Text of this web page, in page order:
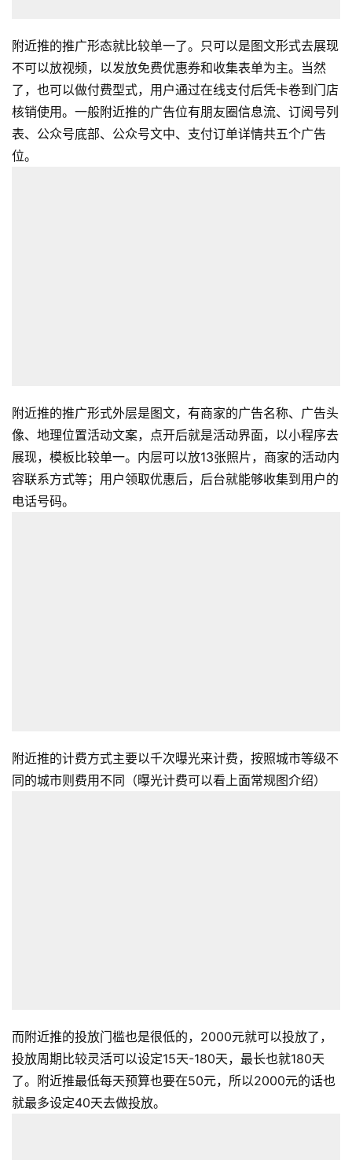
附近推的推广形态就比较单一了。只可以是图文形式去展现
不可以放视频，以发放免费优惠券和收集表单为主。当然
了，也可以做付费型式，用户通过在线支付后凭卡卷到门店
核销使用。一般附近推的广告位有朋友圈信息流、订阅号列
表、公众号底部、公众号文中、支付订单详情共五个广告
位。
附近推的推广形式外层是图文，有商家的广告名称、广告头
像、地理位置活动文案，点开后就是活动界面，以小程序去
展现，模板比较单一。内层可以放13张照片，商家的活动内
容联系方式等；用户领取优惠后，后台就能够收集到用户的
电话号码。
附近推的计费方式主要以千次曝光来计费，按照城市等级不
同的城市则费用不同（曝光计费可以看上面常规图介绍）
而附近推的投放门槛也是很低的，2000元就可以投放了，
投放周期比较灵活可以设定15天-180天，最长也就180天
了。附近推最低每天预算也要在50元，所以2000元的话也
就最多设定40天去做投放。